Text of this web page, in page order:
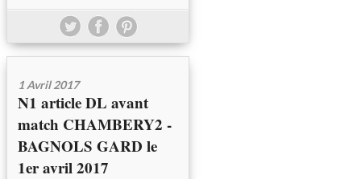
1 Avril 2017
N1 article DL avant
match CHAMBERY2 -
BAGNOLS GARD le
1er avril 2017